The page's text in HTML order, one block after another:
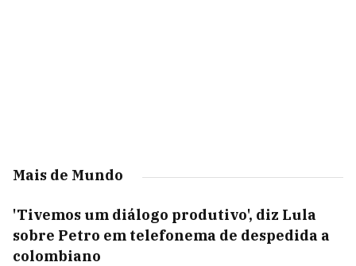
Mais de Mundo
'Tivemos um diálogo produtivo', diz Lula
sobre Petro em telefonema de despedida a
colombiano